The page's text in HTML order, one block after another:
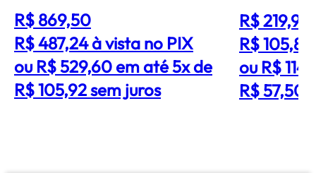
R$ 869,50
R$ 487,24à vista no PIX
ou R$ 529,60 em até 5x de
R$ 105,92 sem juros
R$ 219,99
R$
ou R$
R$ 57,50